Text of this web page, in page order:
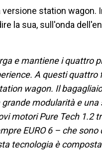
station wagon.
la sua, sull'onda
e mantiene i quattro
A questi
wagon. Il
modularità e una
motori Pure Tech 1.2
EURO 6 – che
tecnologia è